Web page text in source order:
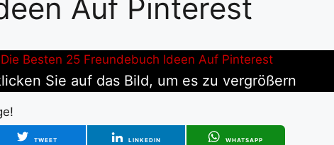
Auf Pinterest
Sie auf das Bild, um es zu vergrößern
TWEET LINKEDIN WHATSAPP